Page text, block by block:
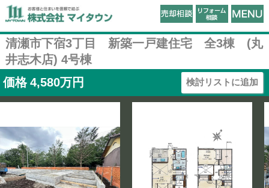
清瀬市下宿3丁目 新築一戸建住宅 全3棟 (丸
井志木店) 4号棟
価格 4,580万円 検討リストに追加